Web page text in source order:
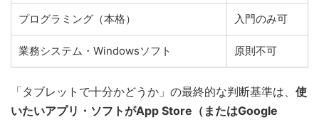
プログラミング（本格） 入門のみ可
業務システム・Windowsソフト 原則不可
「タブレットで十分かどうか」の最終的な判断基準は、 使
いたいアプリ・ソフトがApp Store（またはGoogle